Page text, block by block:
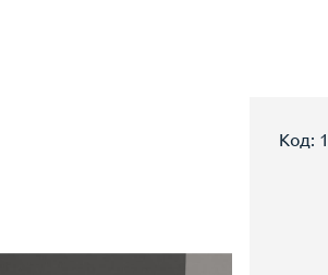
Код: